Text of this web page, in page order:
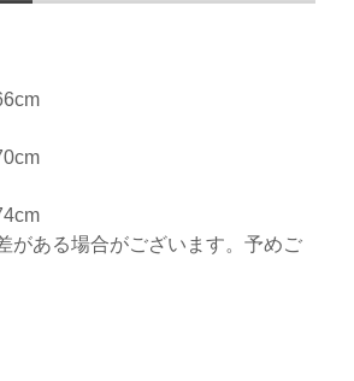
がある場合がございます。予めご